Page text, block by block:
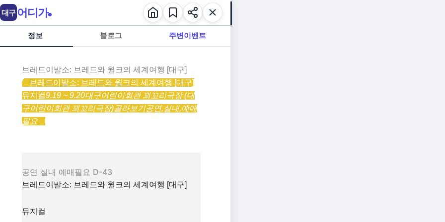
정보 블로그 주변이벤트
브레드이발소: 브레드와 윌크의 세계여행 [대구]
브레드이발소: 브레드와 윌크의 세계여행 [대구]
뮤지컬9.19 ~ 9.20대구어린이회관 꾀꼬리극장 (대
구어린이회관 꾀꼬리극장)골라보기공연,실내,예매
필요
공연 실내 예매필요 D-43
브레드이발소: 브레드와 윌크의 세계여행 [대구]
뮤지컬
대구 어디가